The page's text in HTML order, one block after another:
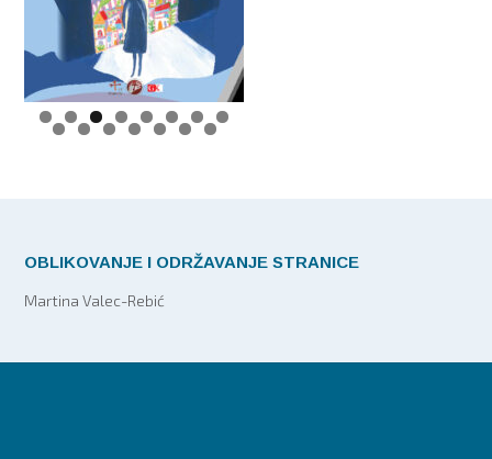
0 1 2 3 4 5
OBLIKOVANJE I ODRŽAVANJE STRANICE
Martina Valec-Rebić